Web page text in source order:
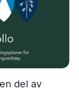
del av